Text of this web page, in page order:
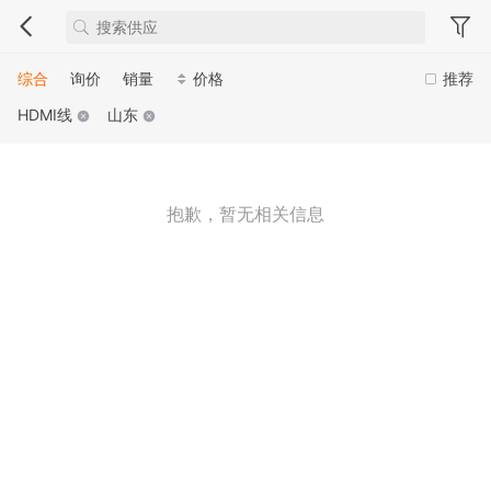
推荐
综合 询价 销量
价格
HDMI线
山东
抱歉，暂无相关信息